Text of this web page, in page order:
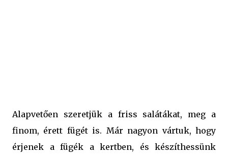
Alapvetően szeretjük a friss salátákat, meg a
finom, érett fügét is. Már nagyon vártuk, hogy
érjenek a fügék a kertben, és készíthessünk